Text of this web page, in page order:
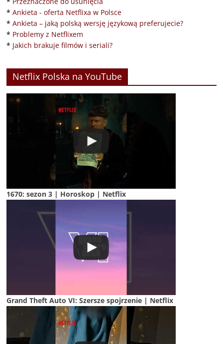
* Ankieta - oferta Netflixa w Polsce
* Ankieta – jaką polską wersję językową preferujecie?
* Problemy z Netflixem
* Jakich brakuje filmów i seriali?
Netflix Polska na YouTube
1670: sezon 3 | Horoskop | Netflix
Grand Theft Auto VI: Szersze spojrzenie | Netflix